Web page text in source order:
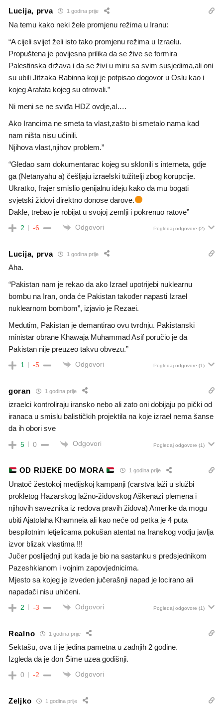
Lucija, prva 1 godina prije
Na temu kako neki žele promjenu režima u Iranu:
“A cijeli svijet želi isto tako promjenu režima u Izraelu.
Propuštena je povijesna prilika da se žive se formira
Palestinska država i da se živi u miru sa svim susjedima,ali oni
su ubili Jitzaka Rabinna koji je potpisao dogovor u Oslu kao i
kojeg Arafata kojeg su otrovali.”
Ni meni se ne sviđa HDZ ovdje,al….
Ako Irancima ne smeta ta vlast,zašto bi smetalo nama kad
nam ništa nisu učinili.
Njihova vlast,njihov problem.”
“Gledao sam dokumentarac kojeg su sklonili s interneta, gdje
ga (Netanyahu a) češljaju izraelski tužitelji zbog korupcije.
Ukratko, frajer smislio genijalnu ideju kako da mu bogati
svjetski židovi direktno donose darove.
Dakle, trebao je robijat u svojoj zemlji i pokrenuo ratove”
2 -6 Odgovori Pogledaj odgovore (2)
Lucija, prva 1 godina prije
Aha.
“Pakistan nam je rekao da ako Izrael upotrijebi nuklearnu
bombu na Iran, onda će Pakistan također napasti Izrael
nuklearnom bombom”, izjavio je Rezaei.
Međutim, Pakistan je demantirao ovu tvrdnju. Pakistanski
ministar obrane Khawaja Muhammad Asif poručio je da
Pakistan nije preuzeo takvu obvezu.”
1 -5 Odgovori Pogledaj odgovore (1)
goran 1 godina prije
izraelci kontroliraju iransko nebo ali zato oni dobijaju po pički od
iranaca u smislu balističkih projektila na koje izrael nema šanse
da ih obori sve
5 0 Odgovori Pogledaj odgovore (1)
OD RIJEKE DO MORA 1 godina prije
Unatoč žestokoj medijskoj kampanji (carstva laži u službi
prokletog Hazarskog lažno-židovskog Aškenazi plemena i
njihovih saveznika iz redova pravih židova) Amerike da mogu
ubiti Ajatolaha Khamneia ali kao neće od petka je 4 puta
bespilotnim letjelicama pokušan atentat na Iranskog vodju javlja
izvor blizak vlastima !!!
Jučer poslijednji put kada je bio na sastanku s predsjednikom
Pazeshkianom i vojnim zapovjednicima.
Mjesto sa kojeg je izveden jučerašnji napad je locirano ali
napadači nisu uhićeni.
2 -3 Odgovori Pogledaj odgovore (1)
Realno 1 godina prije
Sektašu, ova ti je jedina pametna u zadnjih 2 godine.
Izgleda da je don Šime uzea godišnji.
0 -2 Odgovori
Zeljko 1 godina prije